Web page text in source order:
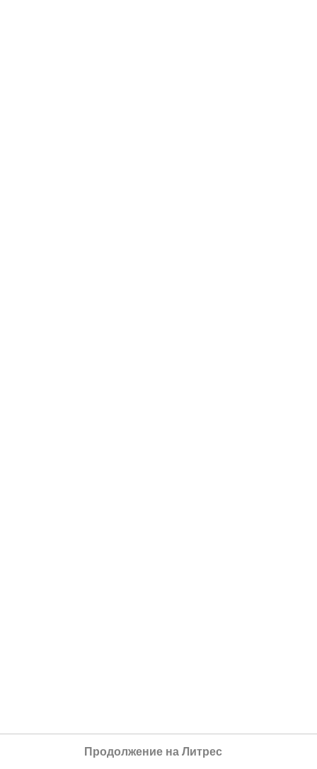
Продолжение на Литрес